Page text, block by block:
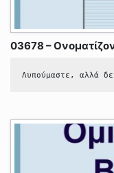
03678 –
Λυπούμαστε, αλλά